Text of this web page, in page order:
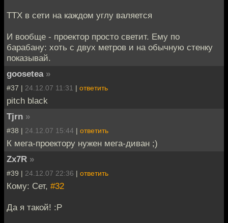
ТТХ в сети на каждом углу валяется
И вообще - проектор просто светит. Ему по
барабану: хоть с двух метров и на обычную стенку
показывай.
goosetea »
#37 | 24.12.07 11:31 | ответить
pitch black
Tjrn »
#38 | 24.12.07 15:44 | ответить
К мега-проектору нужен мега-диван ;)
Zx7R »
#39 | 24.12.07 22:36 | ответить
Кому: Сет, #32
Да я такой! :P